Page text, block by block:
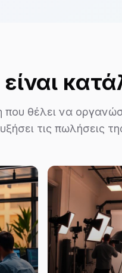
που θέλει να
τις πωλήσεις